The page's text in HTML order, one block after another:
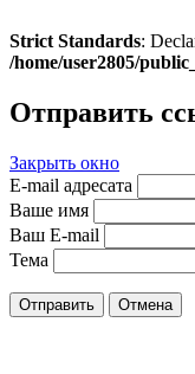
Strict Standards:
/home/user2805/
Отправить
Закрыть окно
E-mail адресата
Ваше имя
Ваш E-mail
Тема
Отправить Отмена